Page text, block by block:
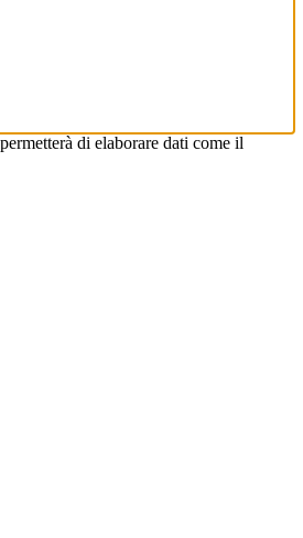
di elaborare dati come il